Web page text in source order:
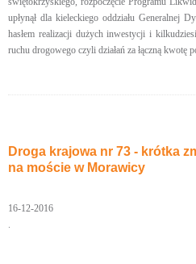
upłynął dla kieleckiego oddziału Generalnej
hasłem realizacji dużych inwestycji i
ruchu drogowego czyli działań za łączną kwotę
Droga krajowa nr 73 - krótka
na moście w Morawicy
16-12-2016
.